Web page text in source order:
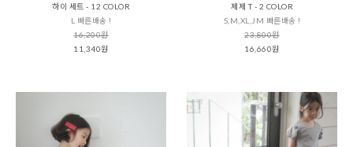
하이 세트 - 12 COLOR
L 빠른배송 !
16,200원
11,340원
제제 T - 2 COLOR
S,M,XL,JM 빠른배송 !
23,800원
16,660원